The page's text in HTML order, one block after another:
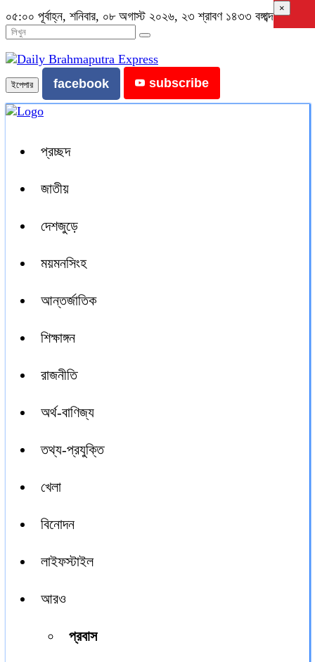
০৫:০০ পূর্বাহ্ন, শনিবার, ০৮ অগাস্ট ২০২৬, ২৩ শ্রাবণ ১৪৩৩ বঙ্গাব্দ
ইপেপার facebook subscribe
প্রচ্ছদ
জাতীয়
দেশজুড়ে
ময়মনসিংহ
আন্তর্জাতিক
শিক্ষাঙ্গন
রাজনীতি
অর্থ-বাণিজ্য
তথ্য-প্রযুক্তি
খেলা
বিনোদন
লাইফস্টাইল
আরও
প্রবাস
×